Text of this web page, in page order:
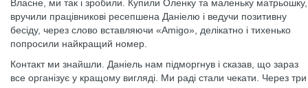
Власне, ми так і зробили. Купили Оленку та маленьку матрьошку,
вручили працівникові ресепшена Даніелю і ведучи позитивну
бесіду, через слово вставляючи «Amigo», делікатно і тихенько
попросили найкращий номер.
Контакт ми знайшли. Даніель нам підморгнув і сказав, що зараз
все організує у кращому вигляді. Ми раді стали чекати. Через три